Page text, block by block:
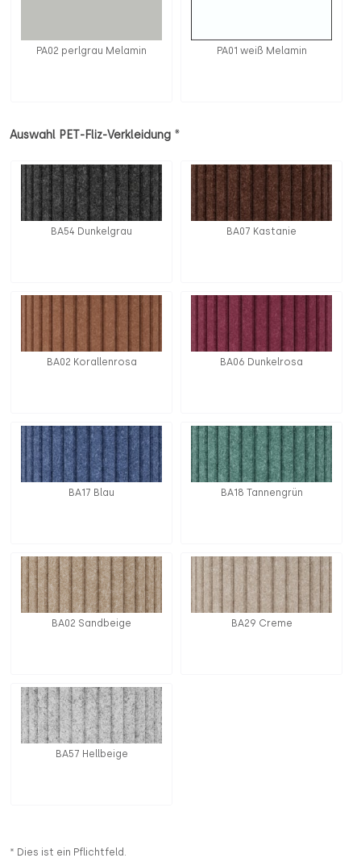
PA02 perlgrau Melamin PA01 weiß Melamin
Auswahl PET-Fliz-Verkleidung *
BA54 Dunkelgrau BA07 Kastanie
BA02 Korallenrosa BA06 Dunkelrosa
BA17 Blau BA18 Tannengrün
BA02 Sandbeige BA29 Creme
BA57 Hellbeige
* Dies ist ein Pflichtfeld.